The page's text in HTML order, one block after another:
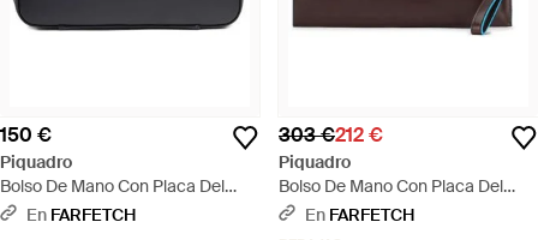
150 €
Piquadro
Bolso De Mano Con Placa Del
Logo - Negro
En FARFETCH
303 €212 €
Piquadro
Bolso De Mano Con Placa Del
Logo - Morado
En FARFETCH